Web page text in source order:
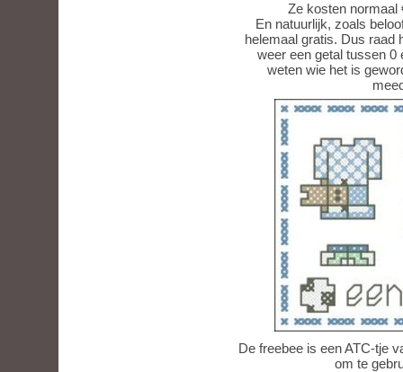
Ze kosten
En natuurlijk, zoals
helemaal gratis. Dus raad
weer een getal tussen
weten wie het is
De freebee is een ATC-tje
om te